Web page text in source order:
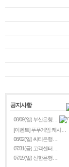
공지사항
08/09(일) 부산은행…
[이벤트] 푸푸게임 캐시…
08/02(일) 씨티은행…
07/31(금) 고객센터…
07/19(일) 신한은행…